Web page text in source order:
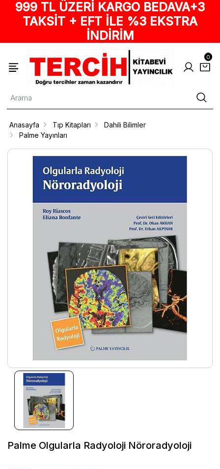
999 TL ÜZERİ KARGO BEDAVA+3
TAKSİT + EFT İLE %3 EKSTRA
İNDİRİM
0
Anasayfa Tıp Kitapları
Dahili Bilimler
Palme Yayınları
Palme Olgularla Radyoloji Nöroradyoloji